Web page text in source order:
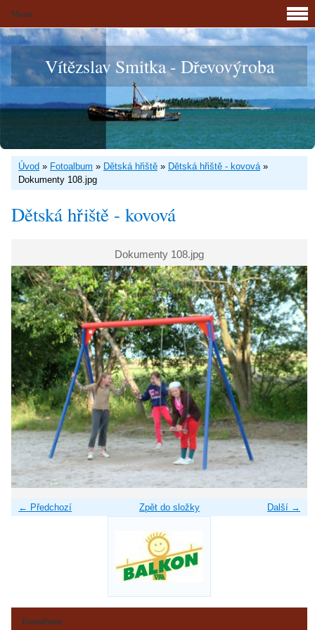
Vítězslav Smitka - Dřevovýroba
Úvod » Fotoalbum » Dětská hřiště » Dětská hřiště - kovová»
Dokumenty 108.jpg
Dětská hřiště - kovová
Dokumenty 108.jpg
← Předchozí Další →
Zpět do složky
Menu
Fotoalbum